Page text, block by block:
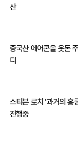
산
중국산 에어콘을 웃돈
디
스티븐 로치 '과거의 홍
진행중